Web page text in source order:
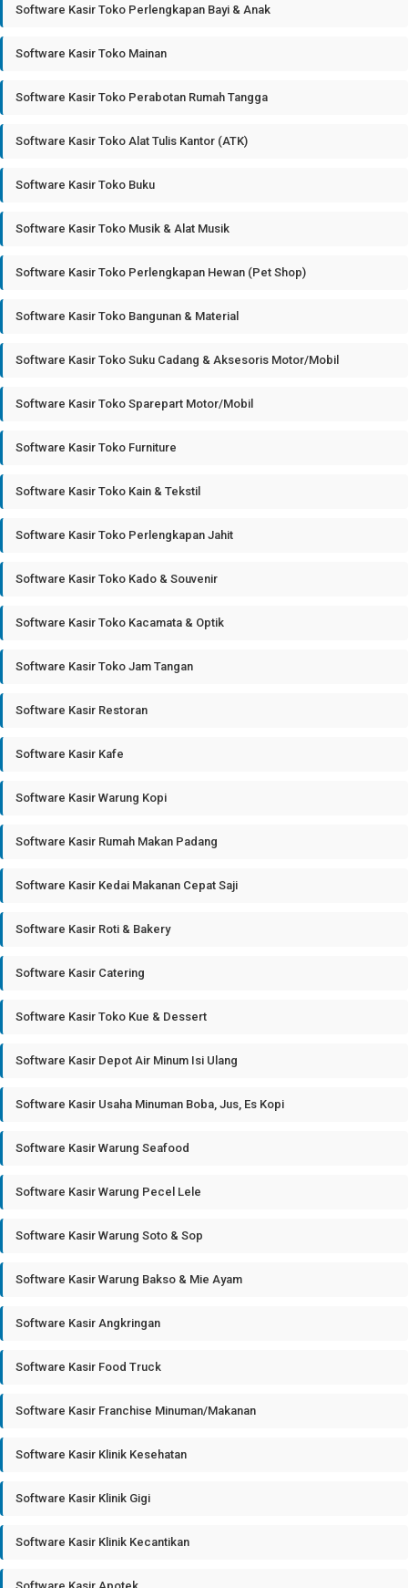
Software Kasir Toko Perlengkapan Bayi & Anak
Software Kasir Toko Mainan
Software Kasir Toko Perabotan Rumah Tangga
Software Kasir Toko Alat Tulis Kantor (ATK)
Software Kasir Toko Buku
Software Kasir Toko Musik & Alat Musik
Software Kasir Toko Perlengkapan Hewan (Pet Shop)
Software Kasir Toko Bangunan & Material
Software Kasir Toko Suku Cadang & Aksesoris Motor/Mobil
Software Kasir Toko Sparepart Motor/Mobil
Software Kasir Toko Furniture
Software Kasir Toko Kain & Tekstil
Software Kasir Toko Perlengkapan Jahit
Software Kasir Toko Kado & Souvenir
Software Kasir Toko Kacamata & Optik
Software Kasir Toko Jam Tangan
Software Kasir Restoran
Software Kasir Kafe
Software Kasir Warung Kopi
Software Kasir Rumah Makan Padang
Software Kasir Kedai Makanan Cepat Saji
Software Kasir Roti & Bakery
Software Kasir Catering
Software Kasir Toko Kue & Dessert
Software Kasir Depot Air Minum Isi Ulang
Software Kasir Usaha Minuman Boba, Jus, Es Kopi
Software Kasir Warung Seafood
Software Kasir Warung Pecel Lele
Software Kasir Warung Soto & Sop
Software Kasir Warung Bakso & Mie Ayam
Software Kasir Angkringan
Software Kasir Food Truck
Software Kasir Franchise Minuman/Makanan
Software Kasir Klinik Kesehatan
Software Kasir Klinik Gigi
Software Kasir Klinik Kecantikan